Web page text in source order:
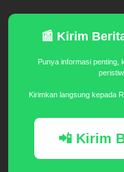
📰 Kirim
Punya informasi penting,
Kirimkan langsung kepada
📲 Kirim